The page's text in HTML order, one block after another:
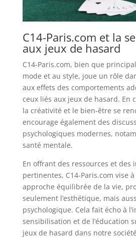
C14-Paris.com et la
aux jeux de hasard
C14-Paris.com, bien que
mode et au style, joue un rôle
aux effets des comportements
ceux liés aux jeux de hasard. En
la créativité et le bien-être se
encourage également des
psychologiques modernes,
santé mentale.
En offrant des ressources et des
pertinentes, C14-Paris.com vise
approche équilibrée de la vie,
seulement l’esthétique, mais
psychologique. Cela fait écho à
sensibilisation et de l’éducation
jeux de hasard dans notre